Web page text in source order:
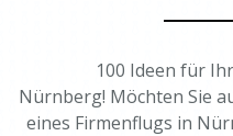
100 Ideen für
Nürnberg! Möchten Sie
eines Firmenflugs in